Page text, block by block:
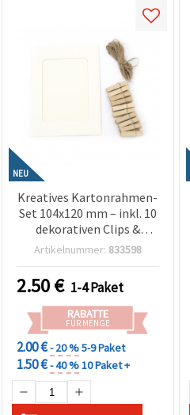
NEU
Kreatives Kartonrahmen-
Set 104x120 mm – inkl. 10
dekorativen Clips &
weißer Hanfkordel für
& DIY Bastelprojekte
Artikelnummer: 833598
2.50€ 1-4 Paket
RABATTE
FÜR MENGE
2.00 €- 20 %5-9 Paket
1.50 €- 40 %10 Paket +